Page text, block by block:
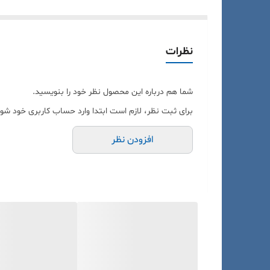
نظرات
شما هم درباره این محصول نظر خود را بنویسید.
برای ثبت نظر، لازم است ابتدا وارد حساب کاربری خود
افزودن نظر